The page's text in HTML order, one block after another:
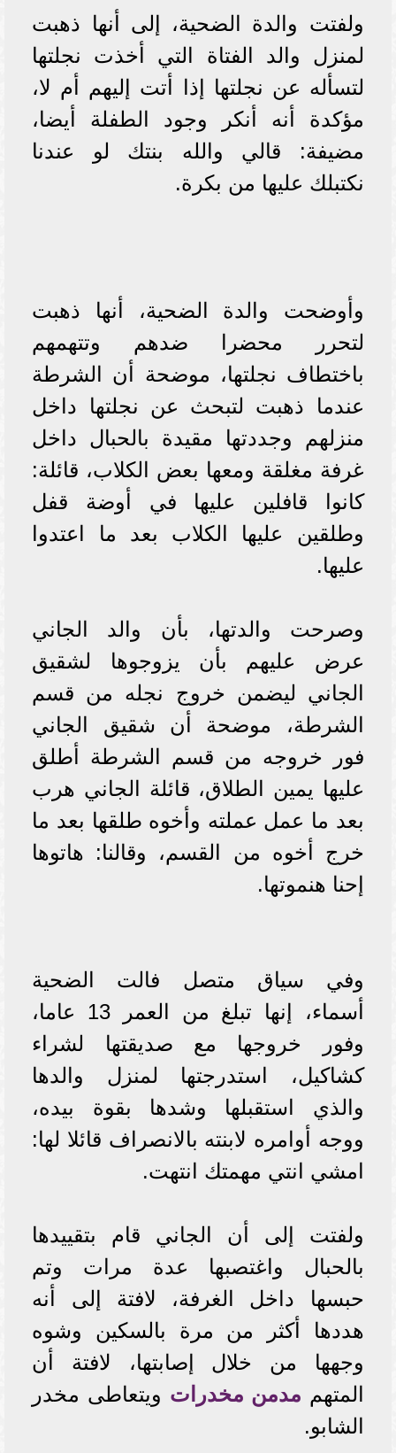
ولفتت والدة الضحية، إلى أنها ذهبت
لمنزل والد الفتاة التي أخذت نجلتها
لتسأله عن نجلتها إذا أتت إليهم أم لا،
مؤكدة أنه أنكر وجود الطفلة أيضا،
مضيفة: قالي والله بنتك لو عندنا
نكتبلك عليها من بكرة.
وأوضحت والدة الضحية، أنها ذهبت
لتحرر محضرا ضدهم وتتهمهم
باختطاف نجلتها، موضحة أن الشرطة
عندما ذهبت لتبحث عن نجلتها داخل
منزلهم وجددتها مقيدة بالحبال داخل
غرفة مغلقة ومعها بعض الكلاب، قائلة:
كانوا قافلين عليها في أوضة قفل
وطلقين عليها الكلاب بعد ما اعتدوا
عليها.
وصرحت والدتها، بأن والد الجاني
عرض عليهم بأن يزوجوها لشقيق
الجاني ليضمن خروج نجله من قسم
الشرطة، موضحة أن شقيق الجاني
فور خروجه من قسم الشرطة أطلق
عليها يمين الطلاق، قائلة الجاني هرب
بعد ما عمل عملته وأخوه طلقها بعد ما
خرج أخوه من القسم، وقالنا: هاتوها
إحنا هنموتها.
وفي سياق متصل فالت الضحية
أسماء، إنها تبلغ من العمر 13 عاما،
وفور خروجها مع صديقتها لشراء
كشاكيل، استدرجتها لمنزل والدها
والذي استقبلها وشدها بقوة بيده،
ووجه أوامره لابنته بالانصراف قائلا لها:
امشي انتي مهمتك انتهت.
ولفتت إلى أن الجاني قام بتقييدها
بالحبال واغتصبها عدة مرات وتم
حبسها داخل الغرفة، لافتة إلى أنه
هددها أكثر من مرة بالسكين وشوه
وجهها من خلال إصابتها، لافتة أن
المتهم مدمن مخدرات ويتعاطى مخدر
الشابو.